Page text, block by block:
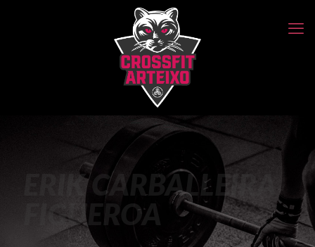
ERIK CARBALLEIRA
FIGUEROA